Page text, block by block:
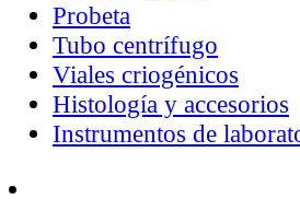
Probeta
Tubo centrífugo
Viales criogénicos
Histología y accesorios
Instrumentos de